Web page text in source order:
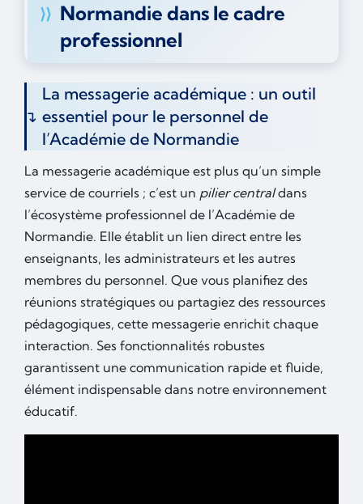
Normandie dans le cadre
professionnel
La messagerie académique : un outil
essentiel pour le personnel de
l’Académie de Normandie
La messagerie académique est plus qu’un simple
service de courriels ; c’est un pilier centraldans
l’écosystème professionnel de l’Académie de
Normandie. Elle établit un lien direct entre les
enseignants, les administrateurs et les autres
membres du personnel. Que vous planifiez des
réunions stratégiques ou partagiez des ressources
pédagogiques, cette messagerie enrichit chaque
interaction. Ses fonctionnalités robustes
garantissent une communication rapide et fluide,
élément indispensable dans notre environnement
éducatif.